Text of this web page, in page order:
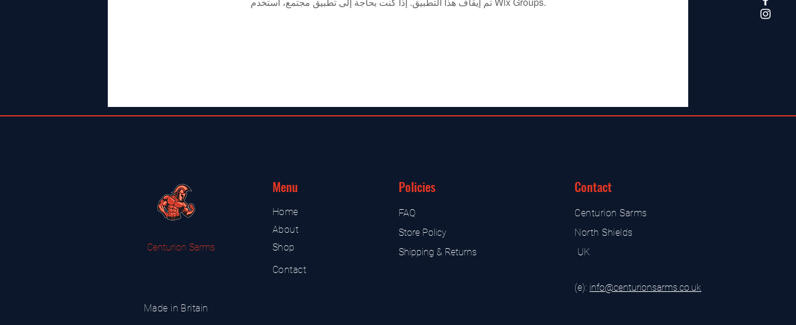
Centurion Sarms
Made in Britain
Menu
Home
About
Shop
Contact
Policies
FAQ
Store Policy
Shipping & Returns
Contact
Centurion Sarms
North Shields
UK
(e): info@centurionsarms.co.uk